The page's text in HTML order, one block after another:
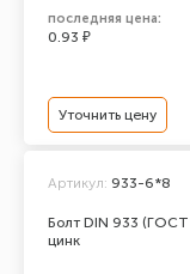
последняя цена:
0.93 ₽
Уточнить цену
Болт DIN 933
цинк
Артикул: 933-6*8